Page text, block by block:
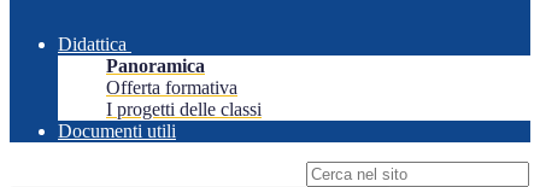
Didattica
Panoramica
Offerta formativa
I progetti delle classi
Documenti utili